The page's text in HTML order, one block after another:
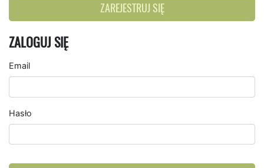
ZAREJESTRUJ SIĘ
ZALOGUJ SIĘ
Email
Hasło